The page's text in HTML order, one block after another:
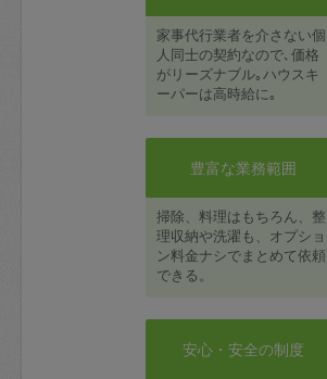
家事代行業者を介さない個
人同士の契約なので､価格
がリーズナブル｡ハウスキ
ーパーは高時給に｡
豊富な業務範囲
掃除、料理はもちろん、整
理収納や洗濯も、オプショ
ン料金ナシでまとめて依頼
できる。
安心・安全の制度